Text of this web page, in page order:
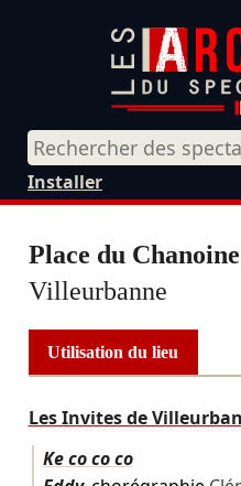
Installer
Place du
Villeurbanne
Utilisation du lieu
Les Invites de
Ke co co co